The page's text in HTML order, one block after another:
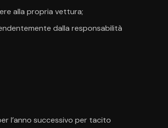
alla propria vettura;
dalla responsabilità
l’anno successivo per tacito